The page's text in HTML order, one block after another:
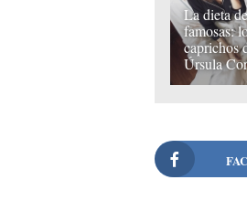
La dieta
famosas:
caprichos
Úrsula